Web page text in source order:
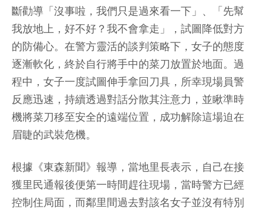
斷勸導「沒事啦，我們只是過來看一下」、「先幫
我放地上，好不好？我不會拿走」，試圖降低對方
的防備心。在警方靈活的談判策略下，女子的態度
逐漸軟化，終於自行將手中的菜刀放置於地面。過
程中，女子一度試圖伸手拿回刀具，所幸現場員警
反應迅速，持續透過對話分散其注意力，並瞅準時
機將菜刀移至安全的遠端位置，成功解除這場迫在
眉睫的武裝危機。
根據《東森新聞》報導，當地里長表示，自己在接
獲里民通報後便第一時間趕往現場，當時警方已經
控制住局面，而鄰里間過去對該名女子並沒有特別